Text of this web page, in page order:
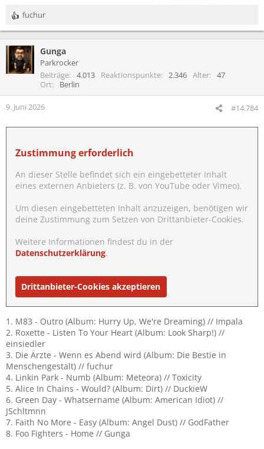
R
e
k
t
i
n
:
fuchur
Gunga
Parkrocker
Beiträge
4.013 Reaktionspunkte 2.346 Alter
47
Ort
Berlin
9. Juni 2026 #14.784
Zustimmung erforderlich
An dieser Stelle befindet sich ein eingebetteter Inhalt
eines externen Anbieters (z. B. von YouTube oder Vimeo).
Um diesen eingebetteten Inhalt anzuzeigen, benötigen wir
deine Zustimmung zum Setzen von Drittanbieter-Cookies.
Weitere Informationen findest du in der
Datenschutzerklärung.
Drittanbieter-Cookies akzeptieren
1. M83 - Outro (Album: Hurry Up, We're Dreaming) // Impala
2. Roxette - Listen To Your Heart (Album: Look Sharp!) //
einsiedler
3. Die Ärzte - Wenn es Abend wird (Album: Die Bestie in
Menschengestalt) // fuchur
4. Linkin Park - Numb (Album: Meteora) // Toxicity
5. Alice In Chains - Would? (Album: Dirt) // DuckieW
6. Green Day - Whatsername (Album: American Idiot) //
JSchltmnn
7. Faith No More - Easy (Album: Angel Dust) // GodFather
8. Foo Fighters - Home // Gunga